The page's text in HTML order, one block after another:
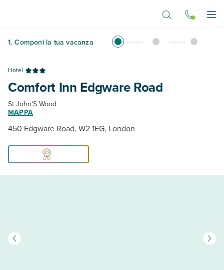
1. Componi la tua vacanza
Hotel
Comfort Inn Edgware Road
St John'S Wood
MAPPA
450 Edgware Road, W2 1EG, London